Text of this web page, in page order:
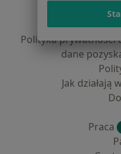
Polityka
Polityka
Polityka prywatności
dane
Jak działają
Praca